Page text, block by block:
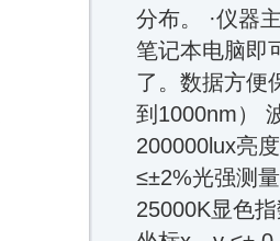
分布。 ·仪器
笔记本电脑即
了。数据方便
到1000nm）
200000lux亮
≤±2%光强测
25000K显色